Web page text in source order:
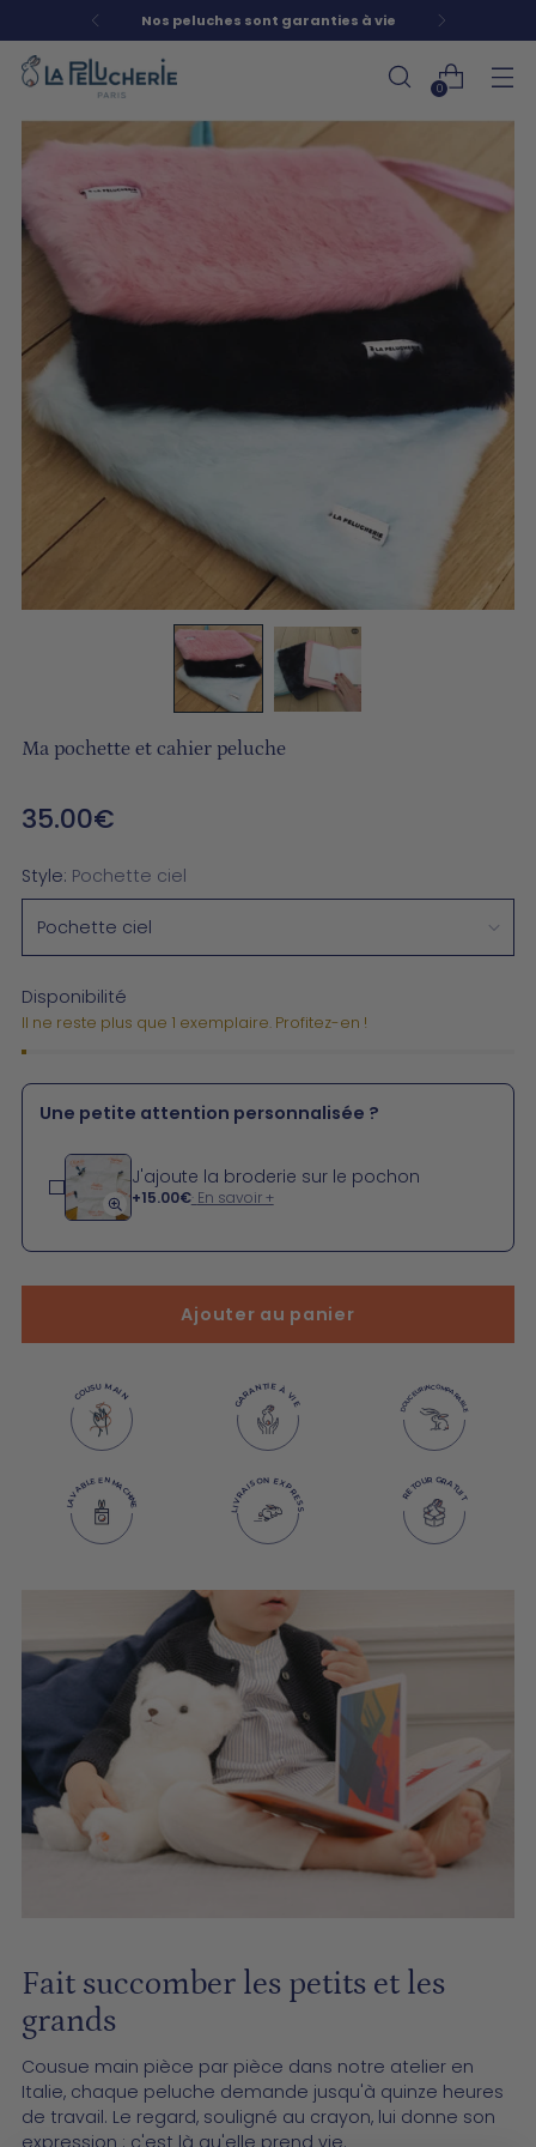
Nos peluches sont garanties à vie
0
Ma pochette et cahier peluche
Prix
35.00€
Style: Pochette ciel
Disponibilité
Il ne reste plus que 1 exemplaire. Profitez-en !
Une petite attention personnalisée ?
J'ajoute la broderie sur le pochon
+15.00€ En savoir +
Ajouter au panier
COUSU MAIN GARANTIE À VIE DOUCEUR INCOMPARABLE
LAVABLE EN MACHINE LIVRAISON EXPRESS RETOUR GRATUIT
produit
Fait succomber les petits et les
grands
Cousue main pièce par pièce dans notre atelier en
Italie, chaque peluche demande jusqu'à quinze heures
de travail. Le regard, souligné au crayon, lui donne son
expression : c'est là qu'elle prend vie.